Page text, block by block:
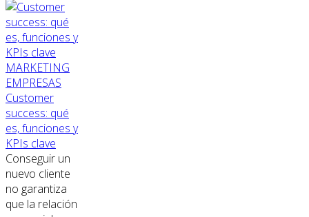
MARKETING
EMPRESAS
Customer
success: qué
es, funciones y
KPIs clave
Conseguir un
nuevo cliente
no garantiza
que la relación